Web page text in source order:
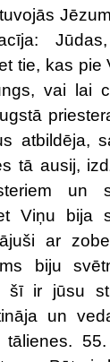
tie, kas pie
vai lai
atbildēja,
tā ausij,
un
Viņu bija
ar
biju
šī ir jūsu
un